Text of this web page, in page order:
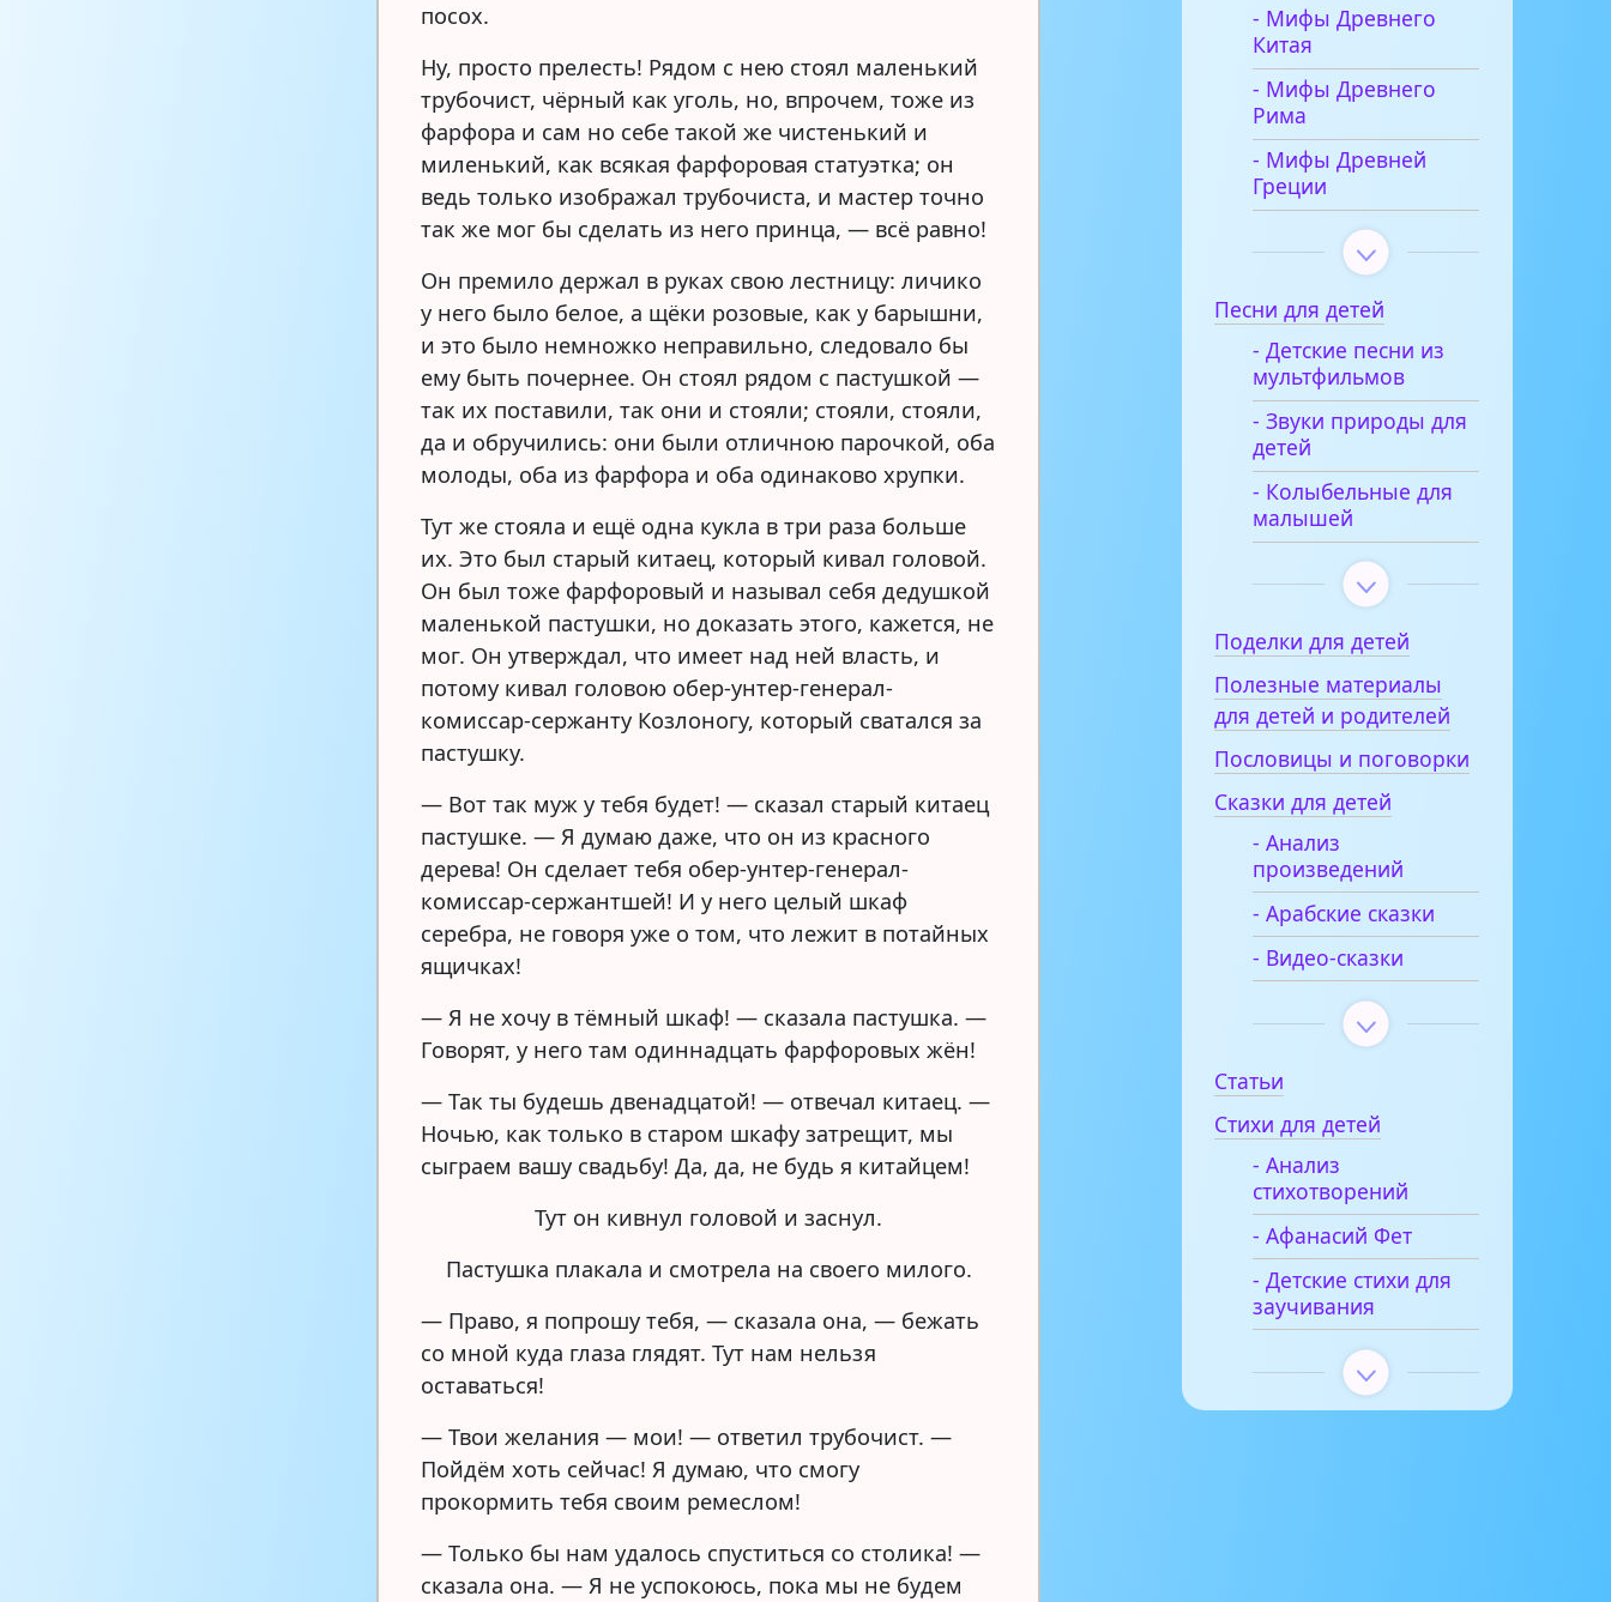
посох.
Ну, просто прелесть! Рядом с нею стоял маленький
трубочист, чёрный как уголь, но, впрочем, тоже из
фарфора и сам но себе такой же чистенький и
миленький, как всякая фарфоровая статуэтка; он
ведь только изображал трубочиста, и мастер точно
так же мог бы сделать из него принца, — всё равно!
Он премило держал в руках свою лестницу: личико
у него было белое, а щёки розовые, как у барышни,
и это было немножко неправильно, следовало бы
ему быть почернее. Он стоял рядом с пастушкой —
так их поставили, так они и стояли; стояли, стояли,
да и обручились: они были отличною парочкой, оба
молоды, оба из фарфора и оба одинаково хрупки.
Тут же стояла и ещё одна кукла в три раза больше
их. Это был старый китаец, который кивал головой.
Он был тоже фарфоровый и называл себя дедушкой
маленькой пастушки, но доказать этого, кажется, не
мог. Он утверждал, что имеет над ней власть, и
потому кивал головою обер-унтер-генерал-
комиссар-сержанту Козлоногу, который сватался за
пастушку.
— Вот так муж у тебя будет! — сказал старый китаец
пастушке. — Я думаю даже, что он из красного
дерева! Он сделает тебя обер-унтер-генерал-
комиссар-сержантшей! И у него целый шкаф
серебра, не говоря уже о том, что лежит в потайных
ящичках!
— Я не хочу в тёмный шкаф! — сказала пастушка. —
Говорят, у него там одиннадцать фарфоровых жён!
— Так ты будешь двенадцатой! — отвечал китаец. —
Ночью, как только в старом шкафу затрещит, мы
сыграем вашу свадьбу! Да, да, не будь я китайцем!
Тут он кивнул головой и заснул.
Пастушка плакала и смотрела на своего милого.
— Право, я попрошу тебя, — сказала она, — бежать
со мной куда глаза глядят. Тут нам нельзя
оставаться!
— Твои желания — мои! — ответил трубочист. —
Пойдём хоть сейчас! Я думаю, что смогу
прокормить тебя своим ремеслом!
— Только бы нам удалось спуститься со столика! —
сказала она. — Я не успокоюсь, пока мы не будем
- Мифы Древнего
Китая
- Мифы Древнего
Рима
- Мифы Древней
Греции
Песни для детей
- Детские песни из
мультфильмов
- Звуки природы для
детей
- Колыбельные для
малышей
Поделки для детей
Полезные материалы
для детей и родителей
Пословицы и поговорки
Сказки для детей
- Анализ
произведений
- Арабские сказки
- Видео-сказки
Статьи
Стихи для детей
- Анализ
стихотворений
- Афанасий Фет
- Детские стихи для
заучивания